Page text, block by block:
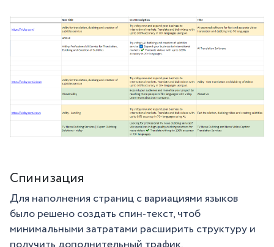
Спинизация
Для наполнения страниц с вариациями языков
было решено создать спин-текст, чтоб
минимальными затратами расширить структуру и